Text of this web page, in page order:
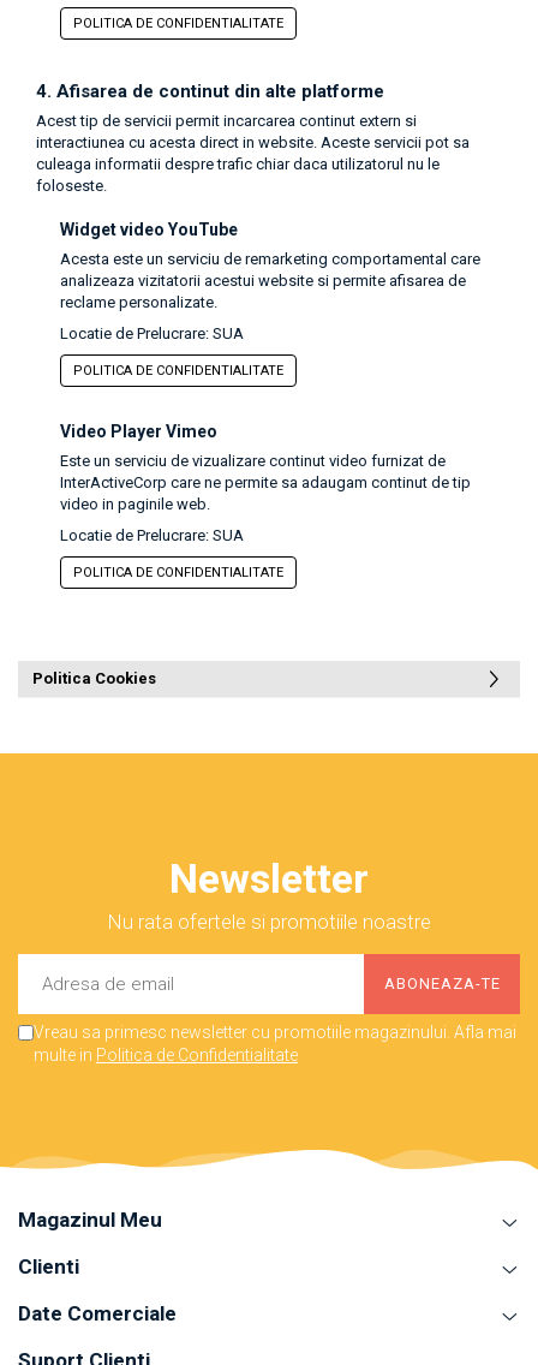
POLITICA DE CONFIDENTIALITATE
4. Afisarea de continut din alte platforme
Acest tip de servicii permit incarcarea continut extern si
interactiunea cu acesta direct in website. Aceste servicii pot sa
culeaga informatii despre trafic chiar daca utilizatorul nu le
foloseste.
Widget video YouTube
Acesta este un serviciu de remarketing comportamental care
analizeaza vizitatorii acestui website si permite afisarea de
reclame personalizate.
Locatie de Prelucrare: SUA
POLITICA DE CONFIDENTIALITATE
Video Player Vimeo
Este un serviciu de vizualizare continut video furnizat de
InterActiveCorp care ne permite sa adaugam continut de tip
video in paginile web.
Locatie de Prelucrare: SUA
POLITICA DE CONFIDENTIALITATE
Politica Cookies
Newsletter
Nu rata ofertele si promotiile noastre
Vreau sa primesc newsletter cu promotiile magazinului. Afla mai
multe in Politica de Confidentialitate
Magazinul Meu
Clienti
Date Comerciale
Suport Clienti